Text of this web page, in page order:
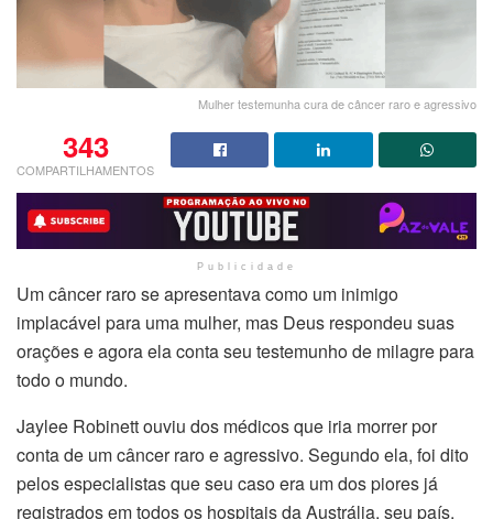
Mulher testemunha cura de câncer raro e agressivo
343
COMPARTILHAMENTOS
Publicidade
Um câncer raro se apresentava como um inimigo
implacável para uma mulher, mas Deus respondeu suas
orações e agora ela conta seu testemunho de milagre para
todo o mundo.
Jaylee Robinett ouviu dos médicos que iria morrer por
conta de um câncer raro e agressivo. Segundo ela, foi dito
pelos especialistas que seu caso era um dos piores já
registrados em todos os hospitais da Austrália, seu país.